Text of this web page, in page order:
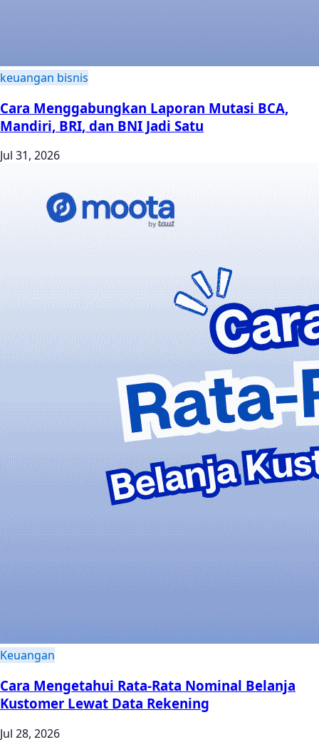
keuangan bisnis
Cara Menggabungkan Laporan Mutasi BCA,
Mandiri, BRI, dan BNI Jadi Satu
Jul 31, 2026
Keuangan
Cara Mengetahui Rata-Rata Nominal Belanja
Kustomer Lewat Data Rekening
Jul 28, 2026